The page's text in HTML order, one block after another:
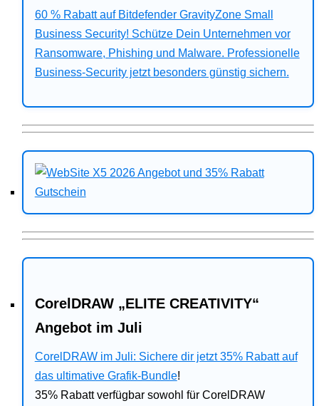
60 % Rabatt auf Bitdefender GravityZone Small
Business Security! Schütze Dein Unternehmen vor
Ransomware, Phishing und Malware. Professionelle
Business-Security jetzt besonders günstig sichern.
CorelDRAW „ELITE CREATIVITY“
Angebot im Juli
CorelDRAW im Juli: Sichere dir jetzt 35% Rabatt auf
das ultimative Grafik-Bundle!
35% Rabatt verfügbar sowohl für CorelDRAW